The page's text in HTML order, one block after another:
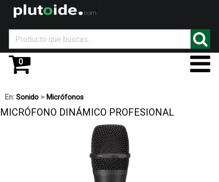
0
En: Sonido > Micrófonos
MICRÓFONO DINÁMICO PROFESIONAL